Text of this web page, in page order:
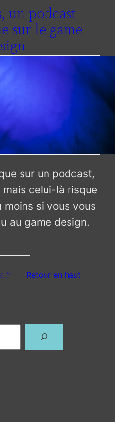
un podcast
sur le game
sur un podcast,
mais celui-là risque
moins si vous vous
au game design.
Retour en haut